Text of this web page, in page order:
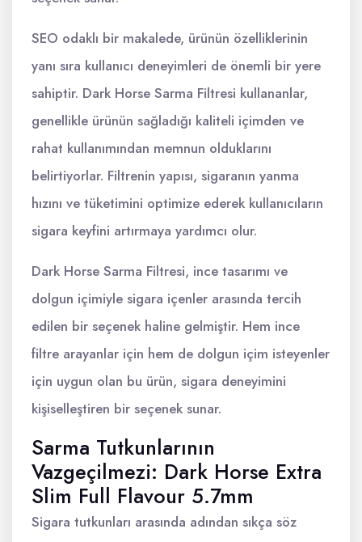
SEO odaklı bir makalede, ürünün özelliklerinin
yanı sıra kullanıcı deneyimleri de önemli bir yere
sahiptir. Dark Horse Sarma Filtresi kullananlar,
genellikle ürünün sağladığı kaliteli içimden ve
rahat kullanımından memnun olduklarını
belirtiyorlar. Filtrenin yapısı, sigaranın yanma
hızını ve tüketimini optimize ederek kullanıcıların
sigara keyfini artırmaya yardımcı olur.
Dark Horse Sarma Filtresi, ince tasarımı ve
dolgun içimiyle sigara içenler arasında tercih
edilen bir seçenek haline gelmiştir. Hem ince
filtre arayanlar için hem de dolgun içim isteyenler
için uygun olan bu ürün, sigara deneyimini
kişiselleştiren bir seçenek sunar.
Sarma Tutkunlarının
Vazgeçilmezi: Dark Horse Extra
Slim Full Flavour 5.7mm
Sigara tutkunları arasında adından sıkça söz